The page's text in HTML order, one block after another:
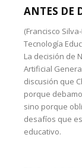
ANTES DE
(Francisco
Tecnología
La decisión de
Artificial
discusión que
porque
sino porque
desafíos que
educativo.